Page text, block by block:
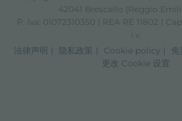
42041 Brescello (Reggio
P. Iva: 01072310350 | REA RE 11802 |
i.v.
法律声明
隐私政策 Cookie policy 免
更改 Cookie 设置